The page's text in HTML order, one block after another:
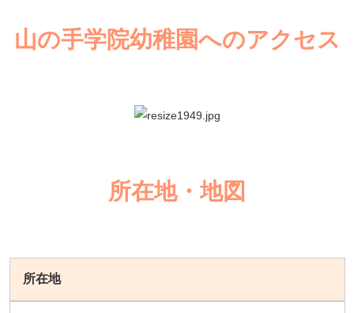
山の手学院幼稚園へのアクセス
所在地・地図
所在地